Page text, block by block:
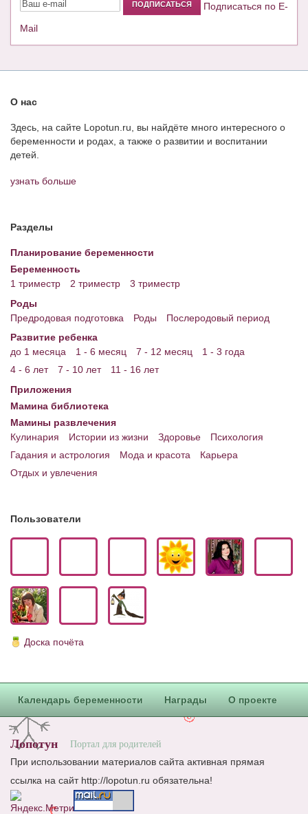
Подписаться по E-
Mail
О нас
Здесь, на сайте Lopotun.ru, вы найдёте много интересного о
беременности и родах, а также о развитии и воспитании
детей.
узнать больше
Разделы
Планирование беременности
Беременность
1 триместр
2 триместр
3 триместр
Роды
Предродовая подготовка
Роды
Послеродовый период
Развитие ребенка
до 1 месяца
1 - 6 месяц 7 - 12 месяц
1 - 3 года
4 - 6 лет
7 - 10 лет
11 - 16 лет
Приложения
Мамина библиотека
Мамины развлечения
Кулинария
Истории из жизни Здоровье
Психология
Гадания и астрология
Мода и красота
Карьера
Отдых и увлечения
Пользователи
Доска почёта
Календарь беременности Награды О проекте
Лопотун Портал для родителей
При использовании материалов сайта активная прямая
ссылка на сайт http://lopotun.ru обязательна!